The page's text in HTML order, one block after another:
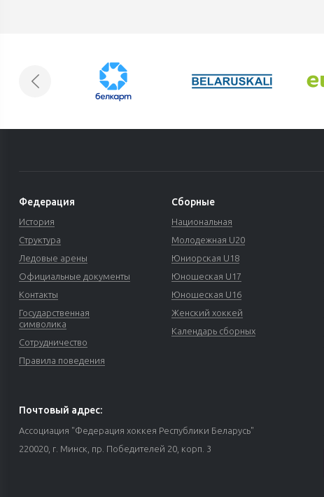
Федерация
История
Структура
Ледовые арены
Официальные документы
Контакты
Государственная
символика
Сотрудничество
Правила поведения
Сборные
Национальная
Молодежная U20
Юниорская U18
Юношеская U17
Юношеская U16
Женский хоккей
Календарь сборных
Почтовый адрес:
Ассоциация "Федерация хоккея Республики Беларусь"
220020, г. Минск, пр. Победителей 20, корп. 3